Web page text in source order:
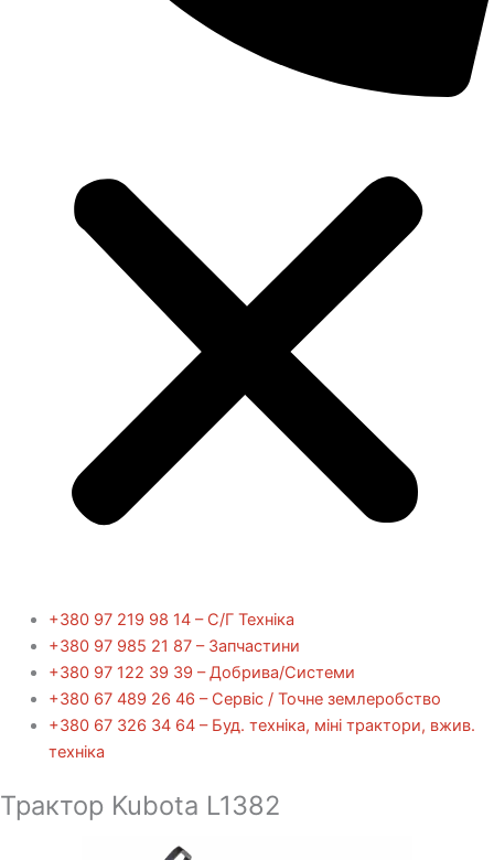
+380 97 219 98 14 – С/Г Техніка
+380 97 985 21 87 – Запчастини
+380 97 122 39 39 – Добрива/Cистеми
+380 67 489 26 46 – Сервіс / Точне землеробство
+380 67 326 34 64 – Буд. техніка, міні трактори, вжив.
техніка
Трактор Kubota L1382